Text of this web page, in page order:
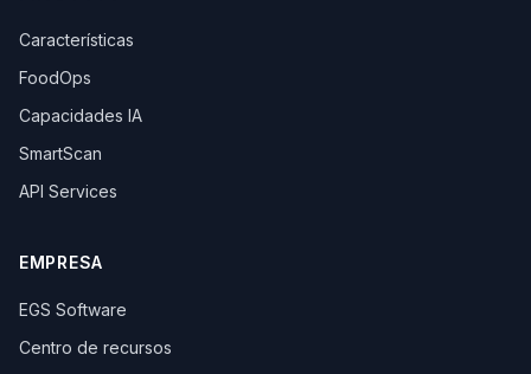
Características
FoodOps
Capacidades IA
SmartScan
API Services
EMPRESA
EGS Software
Centro de recursos